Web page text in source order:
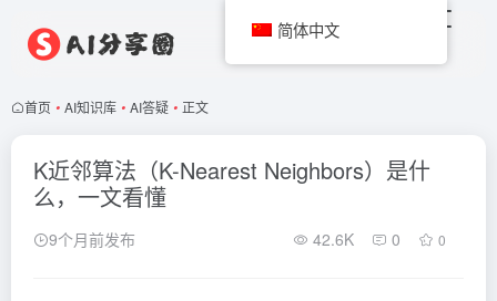
首页 • AI知识库 • AI答疑 • 正文
K近邻算法（K-Nearest Neighbors）是什
么，一文看懂
9个月前发布 42.6K 0 0
简体中文